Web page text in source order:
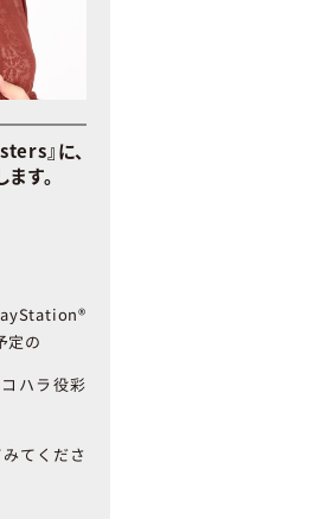
』に、
す。
定の
ハラ役彩
てくださ